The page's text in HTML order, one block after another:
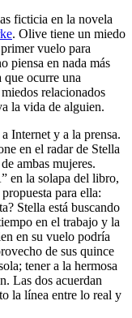
ficticia en la novela
. Olive tiene un miedo
vuelo para
piensa en nada más
ocurre una
relacionados
la vida de alguien.
Internet y a la prensa.
en el radar de Stella
ambas mujeres.
en la solapa del libro,
para ella:
Stella está buscando
en el trabajo y la
en su vuelo podría
de sus quince
tener a la hermosa
Las dos acuerdan
la línea entre lo real y